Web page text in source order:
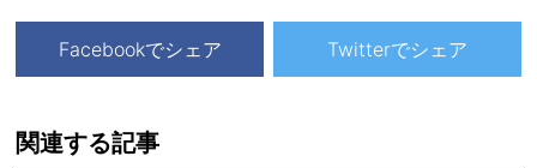
Facebookでシェア Twitterでシェア
関連する記事